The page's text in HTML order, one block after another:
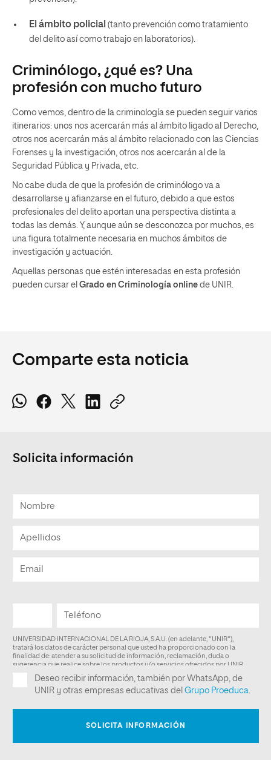
El ámbito policial (tanto prevención como tratamiento
del delito así como trabajo en laboratorios).
Criminólogo, ¿qué es? Una
profesión con mucho futuro
Como vemos, dentro de la criminología se pueden seguir varios
itinerarios: unos nos acercarán más al ámbito ligado al Derecho,
otros nos acercarán más al ámbito relacionado con las Ciencias
Forenses y la investigación, otros nos acercarán al de la
Seguridad Pública y Privada, etc.
No cabe duda de que la profesión de criminólogo va a
desarrollarse y afianzarse en el futuro, debido a que estos
profesionales del delito aportan una perspectiva distinta a
todas las demás. Y, aunque aún se desconozca por muchos, es
una figura totalmente necesaria en muchos ámbitos de
investigación y actuación.
Aquellas personas que estén interesadas en esta profesión
pueden cursar el Grado en Criminología online de UNIR.
Comparte esta noticia
Solicita información